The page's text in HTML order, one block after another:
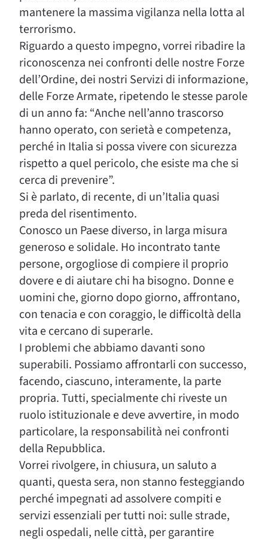
mantenere la massima vigilanza nella lotta al
terrorismo.
Riguardo a questo impegno, vorrei ribadire la
riconoscenza nei confronti delle nostre Forze
dell’Ordine, dei nostri Servizi di informazione,
delle Forze Armate, ripetendo le stesse parole
di un anno fa: “Anche nell’anno trascorso
hanno operato, con serietà e competenza,
perché in Italia si possa vivere con sicurezza
rispetto a quel pericolo, che esiste ma che si
cerca di prevenire”.
Si è parlato, di recente, di un’Italia quasi
preda del risentimento.
Conosco un Paese diverso, in larga misura
generoso e solidale. Ho incontrato tante
persone, orgogliose di compiere il proprio
dovere e di aiutare chi ha bisogno. Donne e
uomini che, giorno dopo giorno, affrontano,
con tenacia e con coraggio, le difficoltà della
vita e cercano di superarle.
I problemi che abbiamo davanti sono
superabili. Possiamo affrontarli con successo,
facendo, ciascuno, interamente, la parte
propria. Tutti, specialmente chi riveste un
ruolo istituzionale e deve avvertire, in modo
particolare, la responsabilità nei confronti
della Repubblica.
Vorrei rivolgere, in chiusura, un saluto a
quanti, questa sera, non stanno festeggiando
perché impegnati ad assolvere compiti e
servizi essenziali per tutti noi: sulle strade,
negli ospedali, nelle città, per garantire